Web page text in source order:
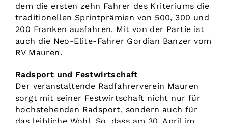
dem die ersten zehn Fahrer des Kriteriums die
traditionellen Sprintprämien von 500, 300 und
200 Franken ausfahren. Mit von der Partie ist
auch die Neo-Elite-Fahrer Gordian Banzer vom
RV Mauren.
Radsport und Festwirtschaft
Der veranstaltende Radfahrerverein Mauren
sorgt mit seiner Festwirtschaft nicht nur für
hochstehenden Radsport, sondern auch für